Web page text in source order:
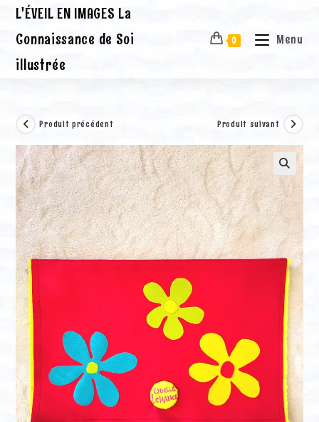
Skip
content
L'ÉVEIL EN IMAGES La
Connaissance de Soi
illustrée
0 Menu
Produit précédent Produit suivant